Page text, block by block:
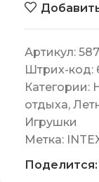
Артикул:
Штрих-код:
Категории:
отдыха,
Игрушки
Метка:
Поделится: